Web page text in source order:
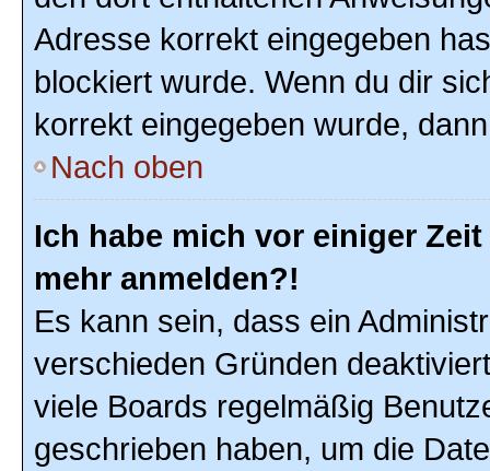
Adresse korrekt eingegeben
blockiert wurde. Wenn du dir
korrekt eingegeben wurde,
Nach oben
Ich habe mich vor einiger
mehr anmelden?!
Es kann sein, dass ein
verschieden Gründen
viele Boards regelmäßig
geschrieben haben, um die